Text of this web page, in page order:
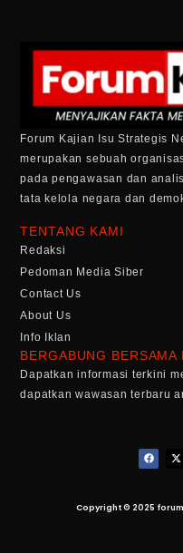
Forum Kajian Isu Strategis
merupakan sebuah
pada pengawasan dan
tata kelola negara dan
TENTANG KAMI
Redaksi
Pedoman Media Siber
Contact Us
About Us
Info Iklan
BERGABUNG BERSAMA
Dapatkan informasi terkini
dapatkan wawasan terbaru
Copyright © 2025